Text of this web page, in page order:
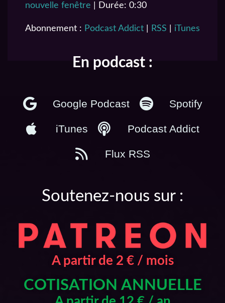
RSS FEED
nouvelle fenêtre
Durée: 0:30
Abonnement : Podcast Addict RSS iTunes
En podcast :
Google Podcast Spotify
iTunes Podcast Addict
Flux RSS
Soutenez-nous sur :
A partir de 2 € / mois
COTISATION ANNUELLE